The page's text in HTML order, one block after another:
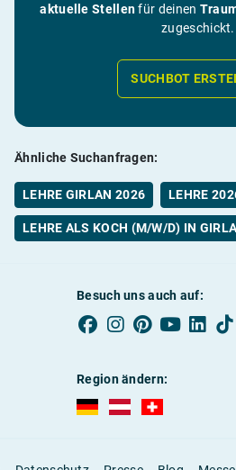
aktuelle Stellenfür deinen
zugeschickt.
SUCHBOT
Ähnliche Suchanfragen:
LEHRE GIRLAN 2026 LEHRE
LEHRE ALS KOCH (M/W/D) IN
Besuch uns auch auf:
Region ändern:
AUBI-plus Deutschland
AUBI-plus